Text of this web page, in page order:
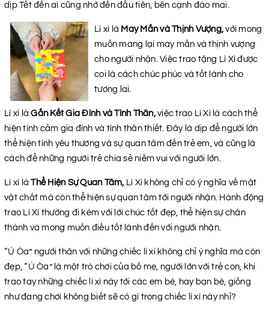
dịp Tết đến ai cũng nhớ đến đầu tiên, bên cạnh đào mai.
Lì xì là May Mắn và Thịnh Vượng,với mong
muốn mang lại may mắn và thịnh vượng
cho người nhận. Việc trao tặng Lì Xì được
coi là cách chúc phúc và tốt lành cho
tương lai.
Lì xì là Gắn Kết Gia Đình và Tình Thân,việc trao Lì Xì là cách thể
hiện tình cảm gia đình và tình thân thiết. Đây là dịp để người lớn
thể hiện tình yêu thương và sự quan tâm đến trẻ em, và cũng là
cách để những người trẻ chia sẻ niềm vui với người lớn.
Lì xì là Thể Hiện Sự Quan Tâm, Lì Xì không chỉ có ý nghĩa về mặt
vật chất mà còn thể hiện sự quan tâm tới người nhận. Hành động
trao Lì Xì thường đi kèm với lời chúc tốt đẹp, thể hiện sự chân
thành và mong muốn điều tốt lành đến với người nhận.
“Ú Òa” người thân với những chiếc lì xì không chỉ ý nghĩa mà còn
đẹp, “Ú Òa” là một trò chơi của bố mẹ, người lớn với trẻ con, khi
trao tay những chiếc lì xì này tới các em bé, hay bạn bè, giống
như đang chơi không biết sẽ có gì trong chiếc lì xì này nhỉ?